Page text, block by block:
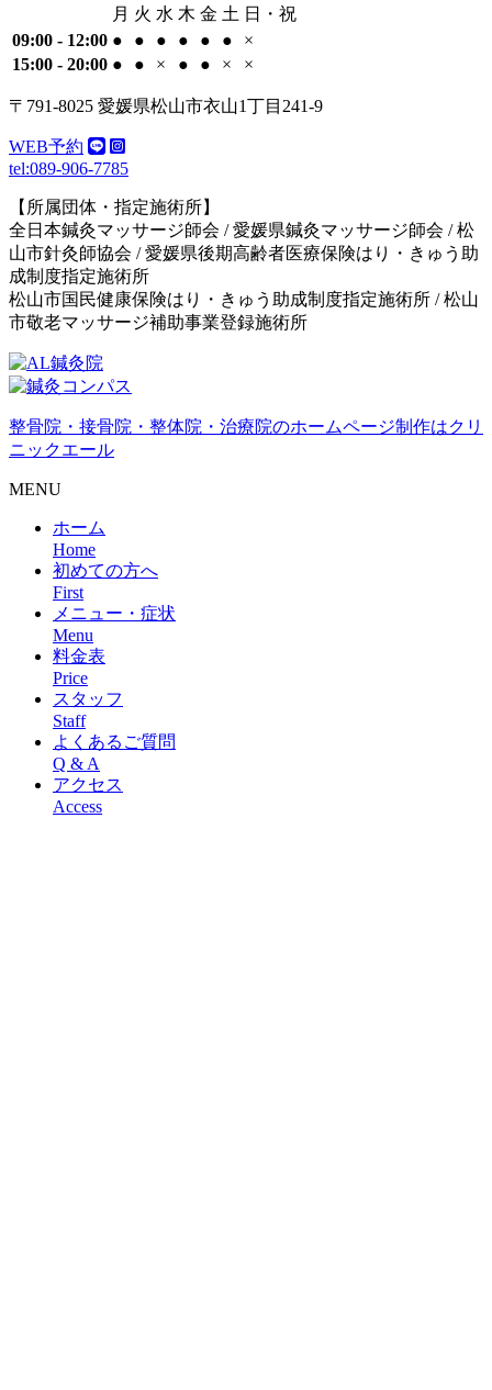
月 火 水 木 金 土 日・祝
09:00 - 12:00 ● ● ● ● ● ●
×
15:00 - 20:00 ● ● × ● ● × ×
〒791-8025 愛媛県松山市衣山1丁目241-9
WEB予約
tel:089-906-7785
【所属団体・指定施術所】
全日本鍼灸マッサージ師会 / 愛媛県鍼灸マッサージ師会 / 松
山市針灸師協会 / 愛媛県後期高齢者医療保険はり・きゅう助
成制度指定施術所
松山市国民健康保険はり・きゅう助成制度指定施術所 / 松山
市敬老マッサージ補助事業登録施術所
整骨院・接骨院・整体院・治療院のホームページ制作はクリ
ニックエール
MENU
ホーム
Home
初めての方へ
First
メニュー・症状
Menu
料金表
Price
スタッフ
Staff
よくあるご質問
Q & A
アクセス
Access